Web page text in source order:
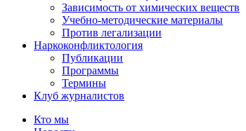
Зависимость от химических веществ
Учебно-методические материалы
Против легализации
Наркоконфликтология
Публикации
Программы
Термины
Клуб журналистов
Кто мы